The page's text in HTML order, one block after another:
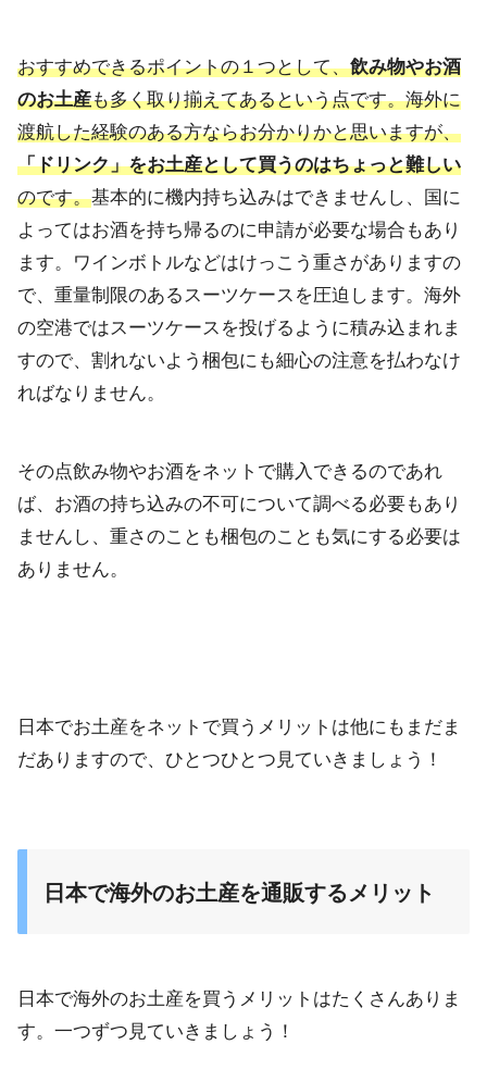
おすすめできるポイントの１つとして、飲み物やお酒
のお土産も多く取り揃えてあるという点です。海外に
渡航した経験のある方ならお分かりかと思いますが、
「ドリンク」をお土産として買うのはちょっと難しい
のです。基本的に機内持ち込みはできませんし、国に
よってはお酒を持ち帰るのに申請が必要な場合もあり
ます。ワインボトルなどはけっこう重さがありますの
で、重量制限のあるスーツケースを圧迫します。海外
の空港ではスーツケースを投げるように積み込まれま
すので、割れないよう梱包にも細心の注意を払わなけ
ればなりません。
その点飲み物やお酒をネットで購入できるのであれ
ば、お酒の持ち込みの不可について調べる必要もあり
ませんし、重さのことも梱包のことも気にする必要は
ありません。
日本でお土産をネットで買うメリットは他にもまだま
だありますので、ひとつひとつ見ていきましょう！
日本で海外のお土産を通販するメリット
日本で海外のお土産を買うメリットはたくさんありま
す。一つずつ見ていきましょう！